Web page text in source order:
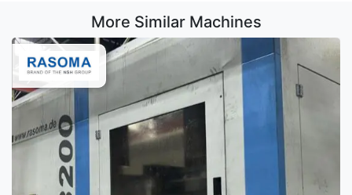
More Similar Machines